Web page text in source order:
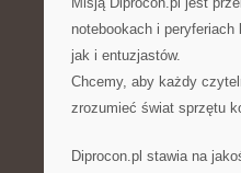
notebookach i
jak i entuzjastów.
Chcemy, aby każdy
zrozumieć świat sprzętu
Diprocon.pl stawia na